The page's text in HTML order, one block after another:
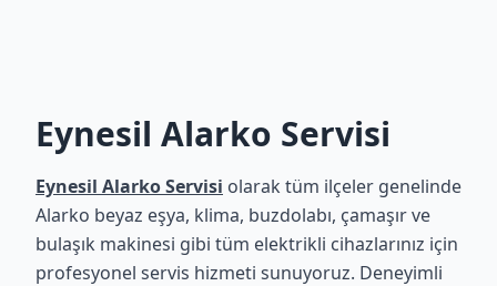
Eynesil Alarko Servisi
Eynesil Alarko Servisi olarak tüm ilçeler genelinde
Alarko beyaz eşya, klima, buzdolabı, çamaşır ve
bulaşık makinesi gibi tüm elektrikli cihazlarınız için
profesyonel servis hizmeti sunuyoruz. Deneyimli